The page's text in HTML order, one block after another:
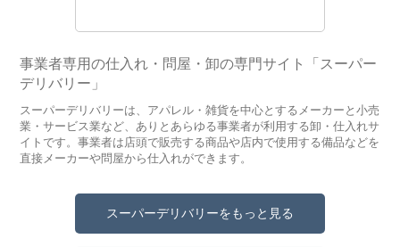
事業者専用の仕入れ・問屋・卸の専門サイト「スーパー
デリバリー」
スーパーデリバリーは、アパレル・雑貨を中心とするメーカーと小売
業・サービス業など、ありとあらゆる事業者が利用する卸・仕入れサ
イトです。事業者は店頭で販売する商品や店内で使用する備品などを
直接メーカーや問屋から仕入れができます。
スーパーデリバリーをもっと見る